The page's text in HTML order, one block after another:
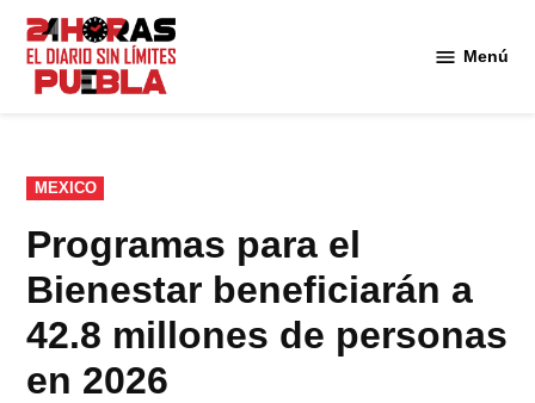
Saltar
contenido
Menú
PUBLICADO
EN
MEXICO
Programas para el
Bienestar beneficiarán a
42.8 millones de personas
en 2026